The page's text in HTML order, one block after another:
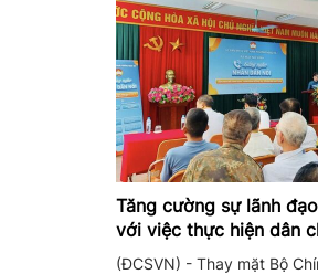
Tăng cường sự lãnh
với việc thực hiện dân
trong giai đoạn mới
(ĐCSVN) - Thay mặt Bộ